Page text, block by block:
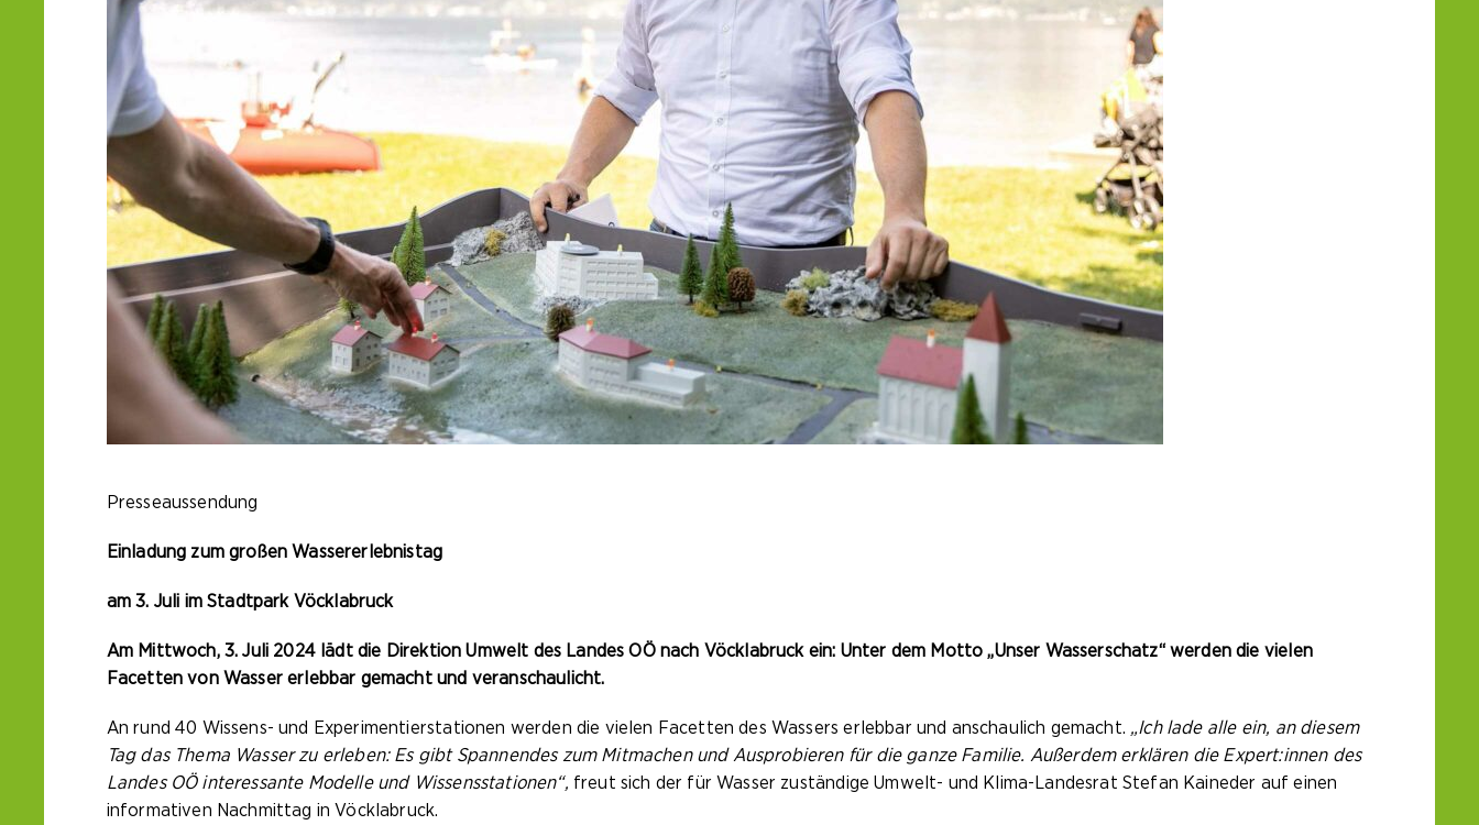
Presseaussendung
Einladung zum großen Wassererlebnistag
am 3. Juli im Stadtpark Vöcklabruck
Am Mittwoch, 3. Juli 2024 lädt die Direktion Umwelt des Landes OÖ nach Vöcklabruck ein: Unter dem Motto „Unser Wasserschatz“ werden die vielen
Facetten von Wasser erlebbar gemacht und veranschaulicht.
An rund 40 Wissens- und Experimentierstationen werden die vielen Facetten des Wassers erlebbar und anschaulich gemacht. „Ich lade alle ein, an diesem
Tag das Thema Wasser zu erleben: Es gibt Spannendes zum Mitmachen und Ausprobieren für die ganze Familie. Außerdem erklären die Expert:innen des
Landes OÖ interessante Modelle und Wissensstationen“, freut sich der für Wasser zuständige Umwelt- und Klima-Landesrat Stefan Kaineder auf einen
informativen Nachmittag in Vöcklabruck.